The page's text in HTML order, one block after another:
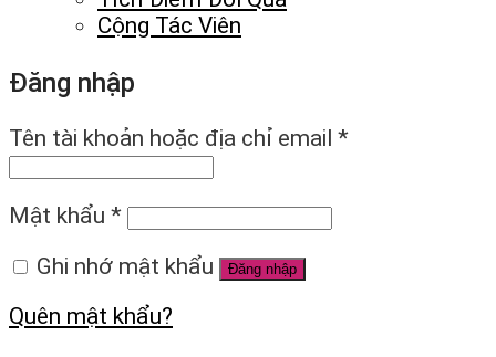
Cộng Tác Viên
Đăng nhập
Tên tài khoản hoặc địa chỉ email *
Mật khẩu *
Ghi nhớ mật khẩu
Đăng nhập
Quên mật khẩu?